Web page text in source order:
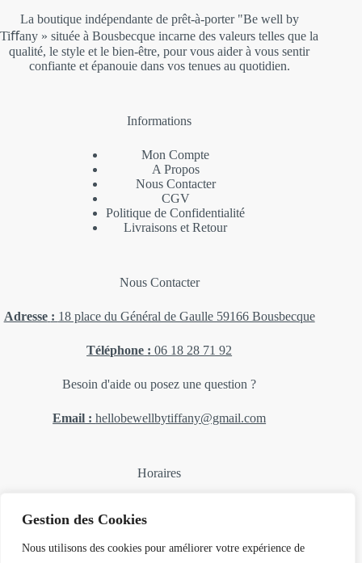
Gestion des Cookies
Nous utilisons des cookies pour améliorer votre expérience de
La boutique indépendante de prêt-à-porter "Be well by
Tiﬀany » située à Bousbecque incarne des valeurs telles que la
qualité, le style et le bien-être, pour vous aider à vous sentir
confiante et épanouie dans vos tenues au quotidien.
Informations
Mon Compte
A Propos
Nous Contacter
CGV
Politique de Confidentialité
Livraisons et Retour
Nous Contacter
Adresse : 18 place du Général de Gaulle 59166 Bousbecque
Téléphone :06 18 28 71 92
Besoin d'aide ou posez une question ?
Email :hellobewellbytiffany@gmail.com
Horaires
Jeudi : Fermé
Dimanche Fermé